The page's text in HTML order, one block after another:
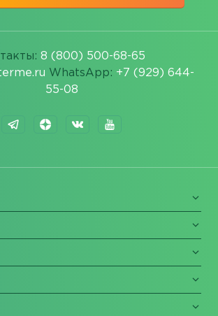
8 (800) 500-68-65
WhatsApp: +7 (929) 644-
55-08